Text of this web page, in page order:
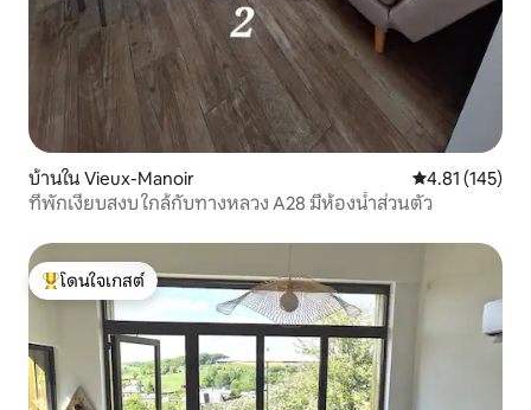
บ้านใน Vieux-Manoir คะแนนเฉลี่ย
4.81 (145)
ที่พักเงียบสงบ ใกล้กับทางหลวง A28 มีห้องน้ำส่วนตัว
โดนใจเกสต์ที่สุด
โดนใจเกสต์